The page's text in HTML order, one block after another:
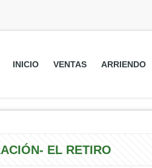
INICIO VENTAS ARRIENDO
EL RETIRO